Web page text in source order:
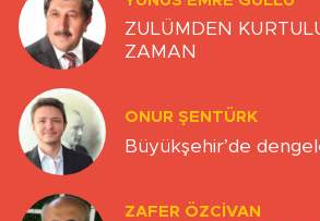
ZULÜMDEN
ZAMAN
ONUR ŞENTÜRK
Büyükşehir’de
ZAFER ÖZCIVAN